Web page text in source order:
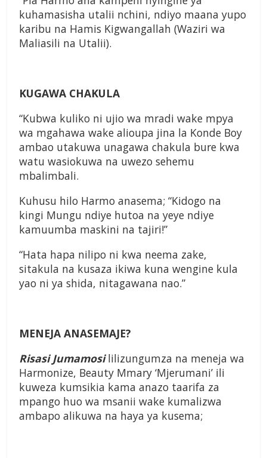
kuhamasisha utalii nchini, ndiyo maana yupo
karibu na Hamis Kigwangallah (Waziri wa
Maliasili na Utalii).
KUGAWA CHAKULA
“Kubwa kuliko ni ujio wa mradi wake mpya
wa mgahawa wake alioupa jina la Konde Boy
ambao utakuwa unagawa chakula bure kwa
watu wasiokuwa na uwezo sehemu
mbalimbali.
Kuhusu hilo Harmo anasema; “Kidogo na
kingi Mungu ndiye hutoa na yeye ndiye
kamuumba maskini na tajiri!”
“Hata hapa nilipo ni kwa neema zake,
sitakula na kusaza ikiwa kuna wengine kula
yao ni ya shida, nitagawana nao.”
MENEJA ANASEMAJE?
Risasi Jumamosililizungumza na meneja wa
Harmonize, Beauty Mmary ‘Mjerumani’ ili
kuweza kumsikia kama anazo taarifa za
mpango huo wa msanii wake kumalizwa
ambapo alikuwa na haya ya kusema;